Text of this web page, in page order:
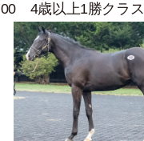
4歳以上1勝クラス